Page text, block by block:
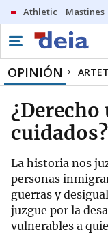
Athletic Mastines
OPINIÓN
cuidados?
La historia nos
personas
guerras y
juzgue por la
vulnerables a